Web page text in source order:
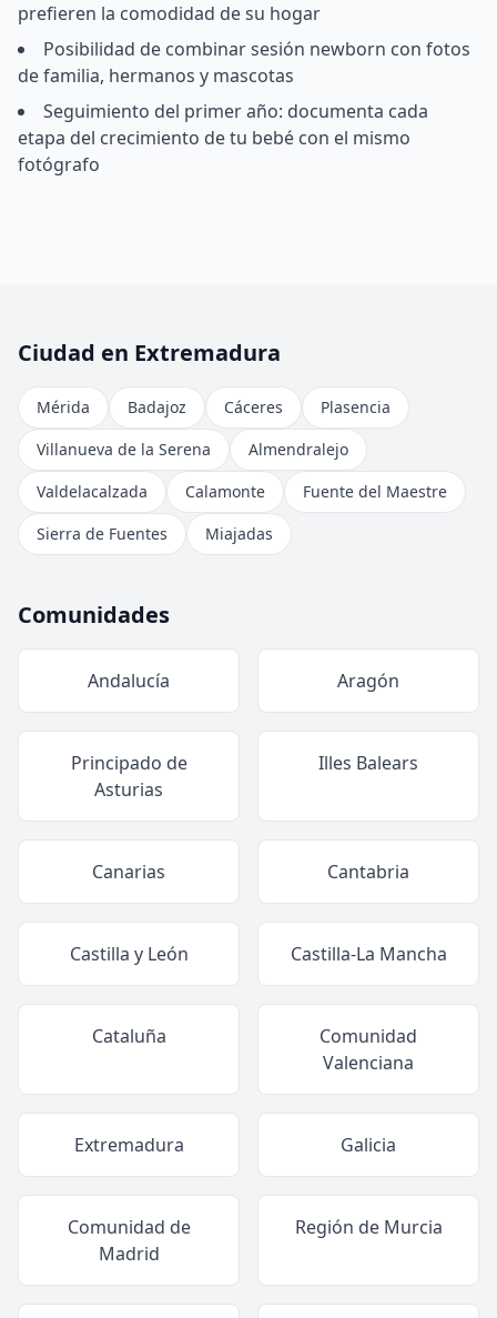
prefieren la comodidad de su hogar
Posibilidad de combinar sesión newborn con fotos
de familia, hermanos y mascotas
Seguimiento del primer año: documenta cada
etapa del crecimiento de tu bebé con el mismo
fotógrafo
Ciudad en Extremadura
Mérida Badajoz Cáceres
Plasencia
Villanueva de la Serena
Almendralejo
Valdelacalzada
Calamonte
Fuente del Maestre
Sierra de Fuentes
Miajadas
Comunidades
Andalucía Aragón
Principado de
Asturias
Illes Balears
Canarias Cantabria
Castilla y León Castilla-La Mancha
Cataluña
Comunidad
Valenciana
Extremadura Galicia
Comunidad de
Madrid
Región de Murcia